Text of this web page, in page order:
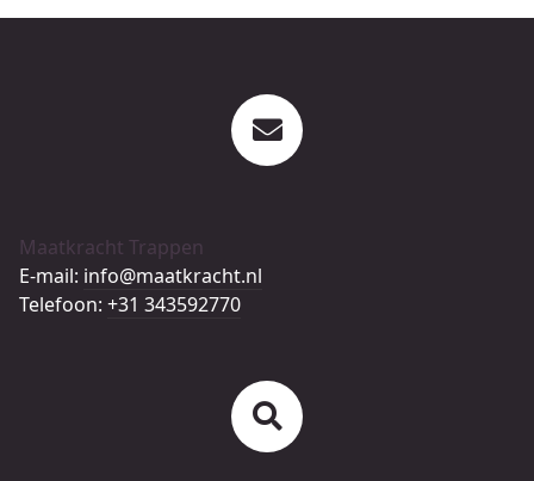
Maatkracht Trappen
E-mail: info@maatkracht.nl
Telefoon: +31 343592770